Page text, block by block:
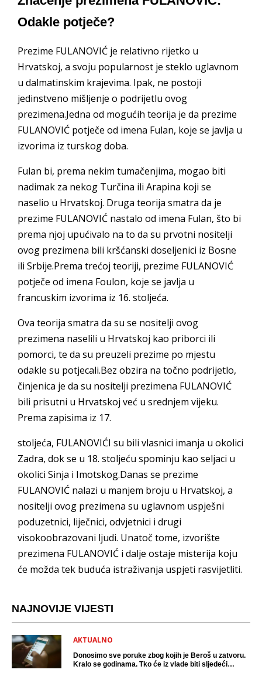
Odakle potječe?
Prezime FULANOVIĆ je relativno rijetko u
Hrvatskoj, a svoju popularnost je steklo uglavnom
u dalmatinskim krajevima. Ipak, ne postoji
jedinstveno mišljenje o podrijetlu ovog
prezimena.Jedna od mogućih teorija je da prezime
FULANOVIĆ potječe od imena Fulan, koje se javlja u
izvorima iz turskog doba.
Fulan bi, prema nekim tumačenjima, mogao biti
nadimak za nekog Turčina ili Arapina koji se
naselio u Hrvatskoj. Druga teorija smatra da je
prezime FULANOVIĆ nastalo od imena Fulan, što bi
prema njoj upućivalo na to da su prvotni nositelji
ovog prezimena bili kršćanski doseljenici iz Bosne
ili Srbije.Prema trećoj teoriji, prezime FULANOVIĆ
potječe od imena Foulon, koje se javlja u
francuskim izvorima iz 16. stoljeća.
Ova teorija smatra da su se nositelji ovog
prezimena naselili u Hrvatskoj kao priborci ili
pomorci, te da su preuzeli prezime po mjestu
odakle su potjecali.Bez obzira na točno podrijetlo,
činjenica je da su nositelji prezimena FULANOVIĆ
bili prisutni u Hrvatskoj već u srednjem vijeku.
Prema zapisima iz 17.
stoljeća, FULANOVIĆI su bili vlasnici imanja u okolici
Zadra, dok se u 18. stoljeću spominju kao seljaci u
okolici Sinja i Imotskog.Danas se prezime
FULANOVIĆ nalazi u manjem broju u Hrvatskoj, a
nositelji ovog prezimena su uglavnom uspješni
poduzetnici, liječnici, odvjetnici i drugi
visokoobrazovani ljudi. Unatoč tome, izvorište
prezimena FULANOVIĆ i dalje ostaje misterija koju
će možda tek buduća istraživanja uspjeti rasvijetliti.
NAJNOVIJE VIJESTI
AKTUALNO
Donosimo sve poruke zbog kojih je Beroš u zatvoru.
Kralo se godinama. Tko će iz vlade biti sljedeći